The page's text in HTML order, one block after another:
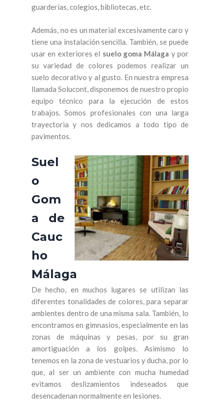
guarderías, colegios, bibliotecas, etc.
Además, no es un material excesivamente caro y
tiene una instalación sencilla. También, se puede
usar en exteriores el suelo goma Málaga y por
su variedad de colores podemos realizar un
suelo decorativo y al gusto. En nuestra empresa
llamada Solucont, disponemos de nuestro propio
equipo técnico para la ejecución de estos
trabajos. Somos profesionales con una larga
trayectoria y nos dedicamos a todo tipo de
pavimentos.
Suel
o
Gom
a de
Cauc
ho
Málaga
De hecho, en muchos lugares se utilizan las
diferentes tonalidades de colores, para separar
ambientes dentro de una misma sala. También, lo
encontramos en gimnasios, especialmente en las
zonas de máquinas y pesas, por su gran
amortiguación a los golpes. Asimismo lo
tenemos en la zona de vestuarios y ducha, por lo
que, al ser un ambiente con mucha humedad
evitamos deslizamientos indeseados que
desencadenan normalmente en lesiones.